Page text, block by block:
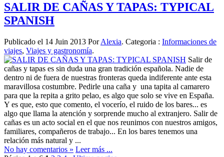
SALIR DE CAÑAS Y TAPAS: TYPICAL
SPANISH
Publicado el 14 Juin 2013 PorAlexia. Categoria : Informaciones de
viajes, Viajes y gastronomía.
Salir de
cañas y tapas es sin duda una gran tradición española. Nadie de
dentro ni de fuera de nuestras fronteras queda indiferente ante esta
maravillosa costumbre. Pedirle una caña y una tapita al camarero
para que la repita a grito pelao, es algo que solo se vive en España.
Y es que, esto que comento, el vocerío, el ruido de los bares... es
algo que llama la atención y sorprende mucho al extranjero. Salir de
cañas es un acto social en el que nos reunimos con nuestros amigos,
familiares, compañeros de trabajo... En los bares tenemos una
relación más natural y ...
No hay comentarios » Leer más ...